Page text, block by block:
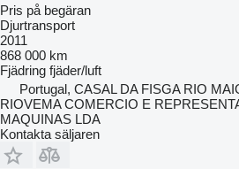
Pris på begäran
Djurtransport
2011
868 000 km
Fjädring fjäder/luft
Portugal, CASAL DA FISGA RIO
RIOVEMA COMERCIO E
MAQUINAS LDA
Kontakta säljaren